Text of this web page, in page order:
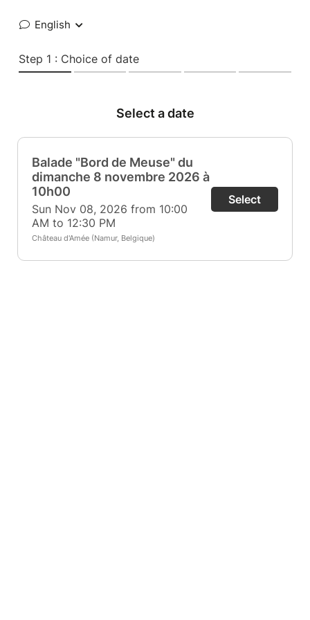
English
Step 1 : Choice of date
Select a date
Balade "Bord de Meuse" du
dimanche 8 novembre 2026 à
10h00
Sun Nov 08, 2026 from 10:00
AM to 12:30 PM
Château d'Amée (Namur, Belgique)
Select